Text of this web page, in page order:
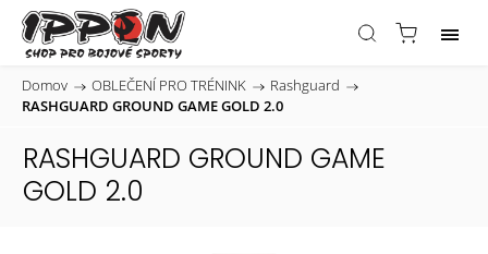
Domov / OBLEČENÍ PRO TRÉNINK / Rashguard /
RASHGUARD GROUND GAME GOLD 2.0
RASHGUARD GROUND GAME
GOLD 2.0